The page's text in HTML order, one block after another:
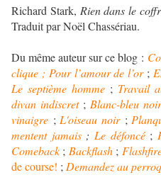
Richard Stark, Rien dans le
Traduit par Noël Chassériau.
Du même auteur sur ce blog :
clique ; Pour l’amour de l’or;
Le septième homme ; Travail
divan indiscret; Blanc-bleu
vinaigre ; L'oiseau noir;
mentent jamais ; Le défoncé;
Comeback ; Backflash;
de course! ; Demandez au